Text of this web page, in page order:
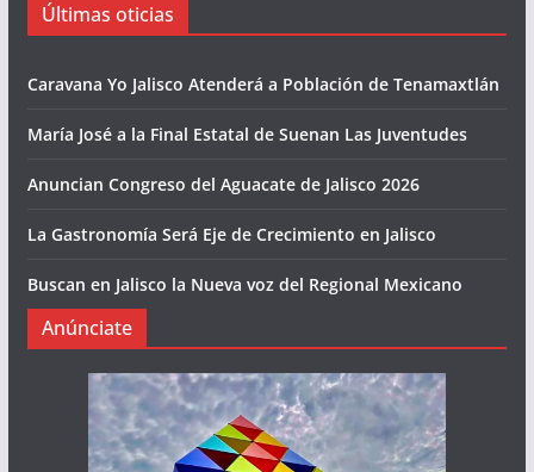
Últimas oticias
Caravana Yo Jalisco Atenderá a Población de Tenamaxtlán
María José a la Final Estatal de Suenan Las Juventudes
Anuncian Congreso del Aguacate de Jalisco 2026
La Gastronomía Será Eje de Crecimiento en Jalisco
Buscan en Jalisco la Nueva voz del Regional Mexicano
Anúnciate